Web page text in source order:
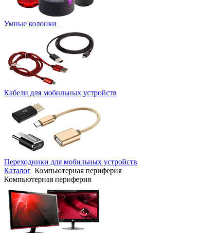
Умные колонки
Кабели для мобильных устройств
Переходники для мобильных устройств
Каталог Компьютерная периферия
Компьютерная периферия